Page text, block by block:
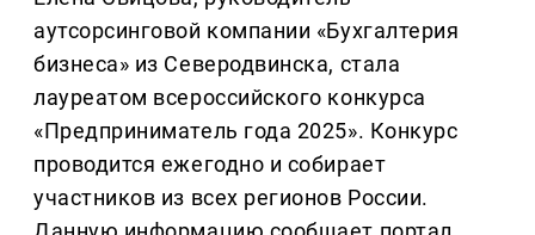
аутсорсинговой компании «Бухгалтерия
бизнеса» из Северодвинска, стала
лауреатом всероссийского конкурса
«Предприниматель года 2025». Конкурс
проводится ежегодно и собирает
участников из всех регионов России.